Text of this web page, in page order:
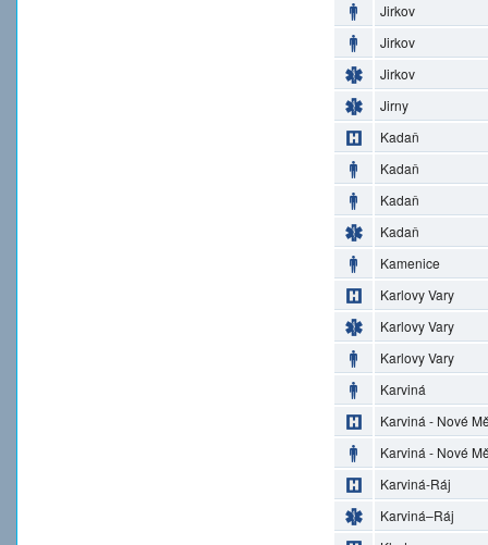
Jirkov
Jirkov
Jirkov
Jirny
Kadaň
Kadaň
Kadaň
Kadaň
Kamenice
Karlovy Vary
Karlovy Vary
Karlovy Vary
Karviná
Karviná - Nové
Karviná - Nové
Karviná-Ráj
Karviná–Ráj